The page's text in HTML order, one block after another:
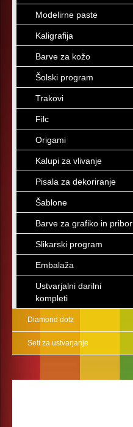
Modelirne paste
Kaligrafija
Barve za kožo
Šolski program
Trakovi
Filc
Origami
Kalupi za vlivanje
Pisala za dekoriranje
Šablone
Barve za grafiko in pribor
Slikarski program
Embalaža
Ustvarjalni darilni
kompleti
Diamond dotz
Seti za ustvarjanje